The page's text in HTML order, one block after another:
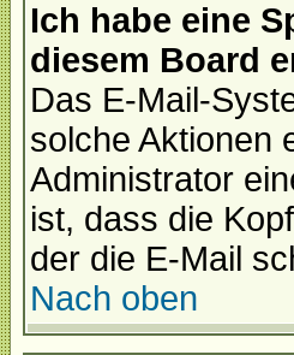
Ich habe eine
diesem Board
Das E-Mail-
solche Aktionen
Administrator
ist, dass die
der die E-Mail
Nach oben